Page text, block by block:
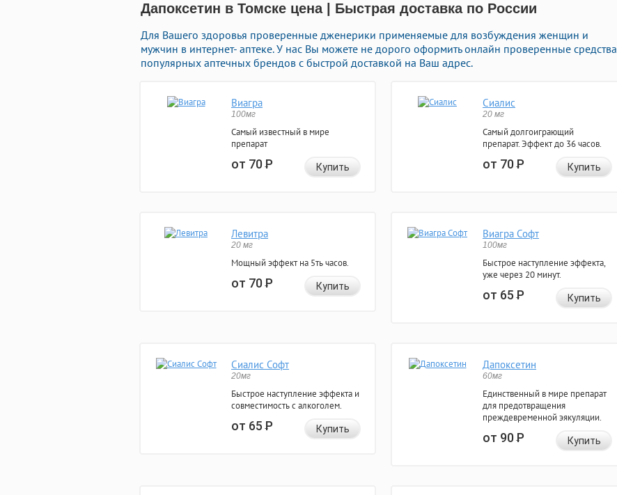
Дапоксетин в Томске цена | Быстрая доставка по России
Для Вашего здоровья проверенные дженерики применяемые для возбуждения женщин и
мужчин в интернет- аптеке. У нас Вы можете не дорого оформить онлайн проверенные средства
популярных аптечных брендов с быстрой доставкой на Ваш адрес.
Виагра
100мг
Самый известный в мире
препарат
от 70Р Купить
Сиалис
20 мг
Самый долгоиграющий
препарат. Эффект до 36 часов.
от 70Р Купить
Левитра
20 мг
Мощный эффект на 5ть часов.
от 70Р Купить
Виагра Софт
100мг
Быстрое наступление эффекта,
уже через 20 минут.
от 65Р Купить
Сиалис Софт
20мг
Быстрое наступление эффекта и
совместимость с алкоголем.
от 65Р Купить
Дапоксетин
60мг
Единственный в мире препарат
для предотвращения
преждевременной эякуляции.
от 90Р Купить